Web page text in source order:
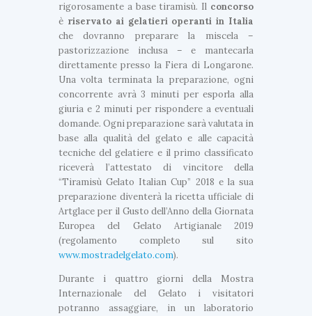
rigorosamente a base tiramisù. Il concorso
è riservato ai gelatieri operanti in Italia
che dovranno preparare la miscela –
pastorizzazione inclusa – e mantecarla
direttamente presso la Fiera di Longarone.
Una volta terminata la preparazione, ogni
concorrente avrà 3 minuti per esporla alla
giuria e 2 minuti per rispondere a eventuali
domande. Ogni preparazione sarà valutata in
base alla qualità del gelato e alle capacità
tecniche del gelatiere e il primo classificato
riceverà l’attestato di vincitore della
“Tiramisù Gelato Italian Cup” 2018 e la sua
preparazione diventerà la ricetta ufficiale di
Artglace per il Gusto dell’Anno della Giornata
Europea del Gelato Artigianale 2019
(regolamento completo sul sito
www.mostradelgelato.com).
Durante i quattro giorni della Mostra
Internazionale del Gelato i visitatori
potranno assaggiare, in un laboratorio